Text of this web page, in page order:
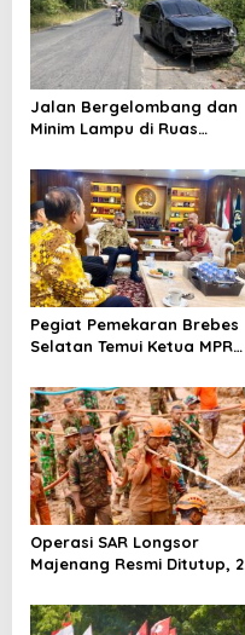
Jalan Bergelombang dan
Minim Lampu di Ruas
Telan Korban, Innova
Hantam Pohon di
Bantarkawung
Pegiat Pemekaran Brebes
Selatan Temui Ketua MPR
Dukungan Urus Berkas ke
Provinsi
Operasi SAR Longsor
Majenang Resmi Ditutup, 2
hingga Hari ke-10